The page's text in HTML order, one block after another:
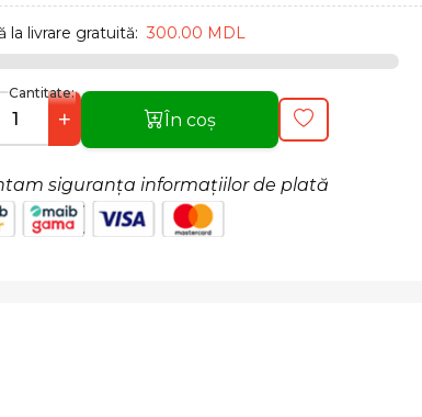
la livrare gratuită:300.00 MDL
Cantitate:
+ În coș
siguranța informațiilor de plată